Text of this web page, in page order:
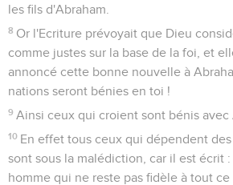
les fils d'Abraham.
8 Or l'Ecriture prévoyait que Dieu
comme justes sur la base de la foi, et
annoncé cette bonne nouvelle à
nations seront bénies en toi !
9 Ainsi ceux qui croient sont bénis avec
10 En effet tous ceux qui dépendent
sont sous la malédiction, car il est écrit
homme qui ne reste pas fidèle à tout